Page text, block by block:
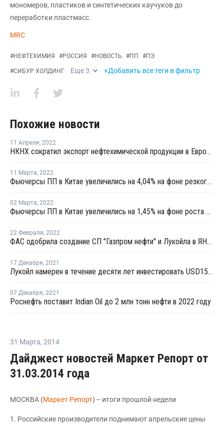
мономеров, пластиков и синтетических каучуков до
переработки пластмасс.
MRC
#НЕФТЕХИМИЯ #РОССИЯ #НОВОСТЬ #ПП #ПЭ
#СИБУР ХОЛДИНГ Еще3 +Добавить все теги в фильтр
Похожие новости
11 Апреля, 2022
НКНХ сократил экспорт нефтехимической продукции в Европу из-за санкций
11 Марта, 2022
Фьючерсы ПП в Китае увеличились на 4,04% на фоне резкого роста фьючерсов сырой нефти
02 Марта, 2022
Фьючерсы ПП в Китае увеличились на 1,45% на фоне роста фьючерсов сырой нефти
22 Февраля, 2022
ФАС одобрила создание СП "Газпром нефти" и Лукойла в ЯНАО
17 Декабря, 2021
Лукойл намерен в течение десяти лет инвестировать USD15 млрд в возобновляемые источники энергии
07 Декабря, 2021
Роснефть поставит Indian Oil до 2 млн тонн нефти в 2022 году
31 Марта, 2014
Дайджест новостей Маркет Репорт от
31.03.2014 года
МОСКВА (Маркет Репорт) -- итоги прошлой недели
1. Российские производители поднимают апрельские цены